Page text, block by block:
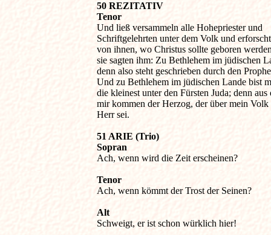
50 REZITATIV
Tenor
Und ließ versammeln alle Hohepriester und
Schriftgelehrten unter dem Volk und
von ihnen, wo Christus sollte geboren
sie sagten ihm: Zu Bethlehem im jüdischen
denn also steht geschrieben durch den
Und zu Bethlehem im jüdischen Lande bist
die kleinest unter den Fürsten Juda; denn
mir kommen der Herzog, der über mein
Herr sei.
51 ARIE (Trio)
Sopran
Ach, wenn wird die Zeit erscheinen?
Tenor
Ach, wenn kömmt der Trost der Seinen?
Alt
Schweigt, er ist schon würklich hier!